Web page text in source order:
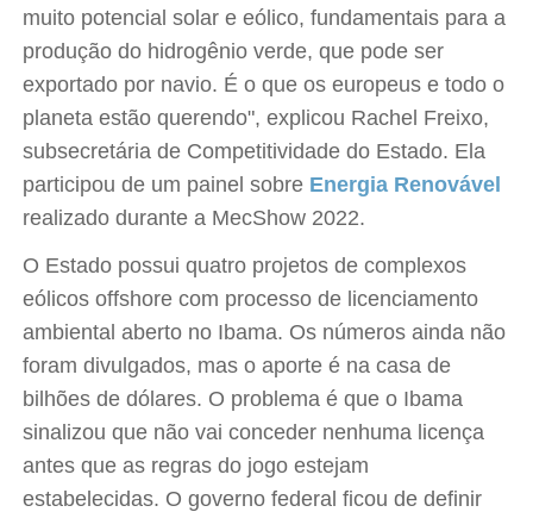
muito potencial solar e eólico, fundamentais para a
produção do hidrogênio verde, que pode ser
exportado por navio. É o que os europeus e todo o
planeta estão querendo", explicou Rachel Freixo,
subsecretária de Competitividade do Estado. Ela
participou de um painel sobre Energia Renovável
realizado durante a MecShow 2022.
O Estado possui quatro projetos de complexos
eólicos offshore com processo de licenciamento
ambiental aberto no Ibama. Os números ainda não
foram divulgados, mas o aporte é na casa de
bilhões de dólares. O problema é que o Ibama
sinalizou que não vai conceder nenhuma licença
antes que as regras do jogo estejam
estabelecidas. O governo federal ficou de definir